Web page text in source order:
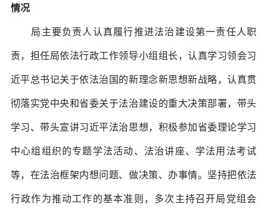
情况
局主要负责人认真履行推进法治建设第一责任人职
责，担任局依法行政工作领导小组组长，认真学习领会习
近平总书记关于依法治国的新理念新思想新战略，认真贯
彻落实党中央和省委关于法治建设的重大决策部署，带头
学习、带头宣讲习近平法治思想，积极参加省委理论学习
中心组组织的专题学法活动、法治讲座、学法用法考试
等，在法治框架内想问题、做决策、办事情。坚持把依法
行政作为推动工作的基本准则，多次主持召开局党组会